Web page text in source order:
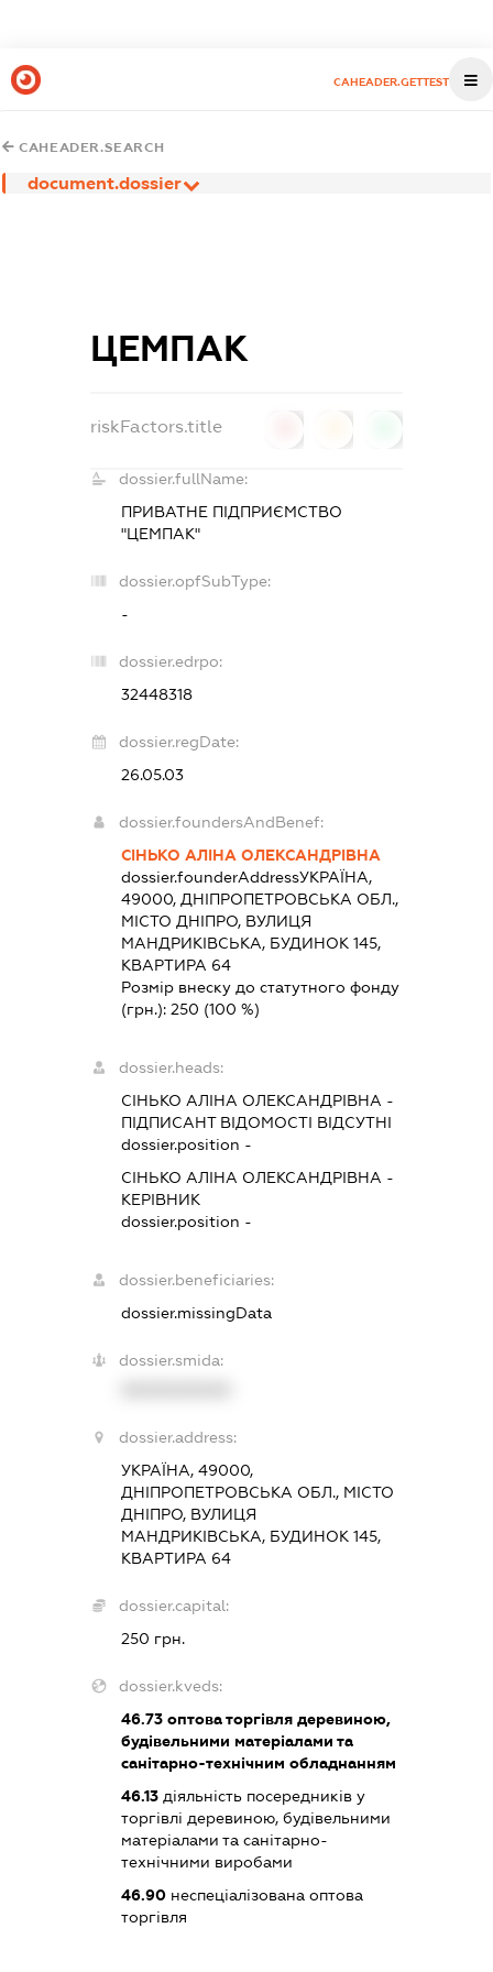
CAHEADER.GETTEST
CAHEADER.SEARCH
document.dossier
ЦЕМПАК
riskFactors.title
dossier.fullName:
ПРИВАТНЕ ПІДПРИЄМСТВО
"ЦЕМПАК"
dossier.opfSubType:
-
dossier.edrpo:
32448318
dossier.regDate:
26.05.03
dossier.foundersAndBenef:
СІНЬКО АЛІНА ОЛЕКСАНДРІВНА
dossier.founderAddressУКРАЇНА,
49000, ДНІПРОПЕТРОВСЬКА ОБЛ.,
МІСТО ДНІПРО, ВУЛИЦЯ
МАНДРИКІВСЬКА, БУДИНОК 145,
КВАРТИРА 64
Розмір внеску до статутного фонду
(грн.): 250 (100 %)
dossier.heads:
СІНЬКО АЛІНА ОЛЕКСАНДРІВНА -
ПІДПИСАНТВІДОМОСТІ ВІДСУТНІ
dossier.position -
СІНЬКО АЛІНА ОЛЕКСАНДРІВНА -
КЕРІВНИК
dossier.position -
dossier.beneficiaries:
dossier.missingData
dossier.smida:
dossier.address:
УКРАЇНА, 49000,
ДНІПРОПЕТРОВСЬКА ОБЛ., МІСТО
ДНІПРО, ВУЛИЦЯ
МАНДРИКІВСЬКА, БУДИНОК 145,
КВАРТИРА 64
dossier.capital:
250 грн.
dossier.kveds:
46.73оптова торгівля деревиною,
будівельними матеріалами та
санітарно-технічним обладнанням
46.13діяльність посередників у
торгівлі деревиною, будівельними
матеріалами та санітарно-
технічними виробами
46.90неспеціалізована оптова
торгівля